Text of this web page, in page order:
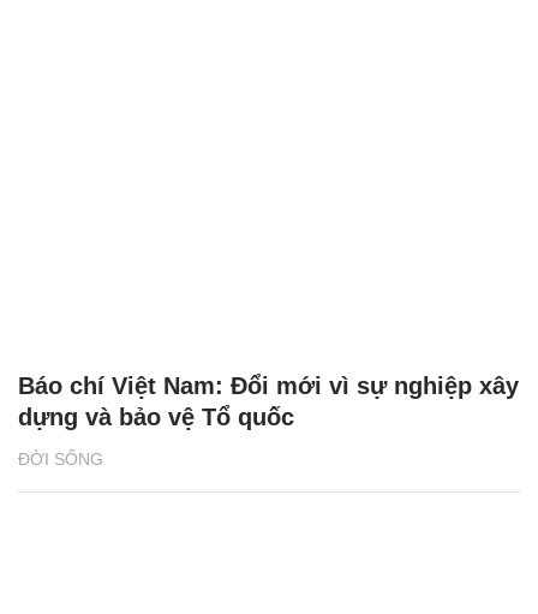
ĐỜI SỐNG
Báo chí Việt Nam: Đổi mới vì sự nghiệp xây
dựng và bảo vệ Tổ quốc